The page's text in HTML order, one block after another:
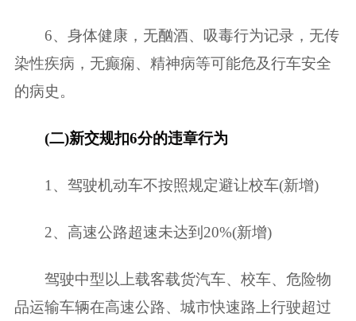
6、身体健康，无酗酒、吸毒行为记录，无传
染性疾病，无癫痫、精神病等可能危及行车安全
的病史。
(二)新交规扣6分的违章行为
1、驾驶机动车不按照规定避让校车(新增)
2、高速公路超速未达到20%(新增)
驾驶中型以上载客载货汽车、校车、危险物
品运输车辆在高速公路、城市快速路上行驶超过